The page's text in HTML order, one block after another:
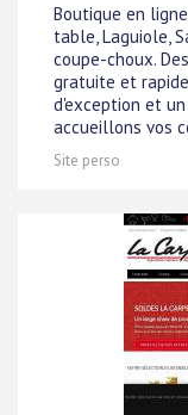
Boutique en
table, Laguiole,
coupe-choux.
gratuite et
d'exception et
accueillons vos
Site perso